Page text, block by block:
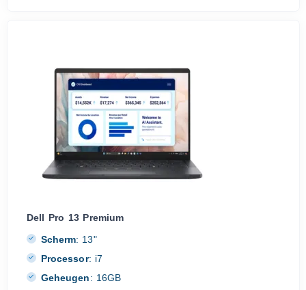
Dell Pro 13 Premium
Scherm: 13"
Processor: i7
Geheugen: 16GB